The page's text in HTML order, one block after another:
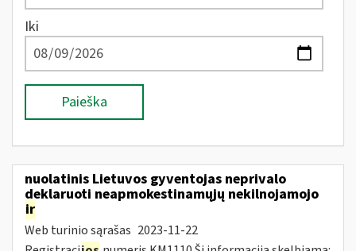
Iki
Paieška
nuolatinis Lietuvos gyventojas neprivalo
deklaruoti neapmokestinamųjų nekilnojamojo
ir
Web turinio sąrašas 2023-11-22